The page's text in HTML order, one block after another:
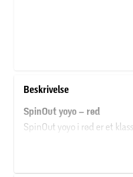
Beskrivelse
SpinOut yoyo – rød
SpinOut yoyo i rød er et